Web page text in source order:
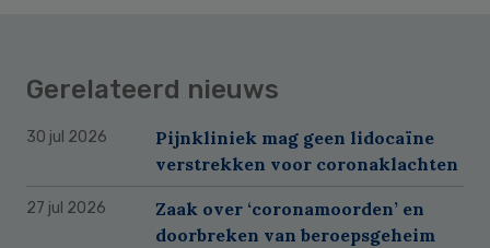
Gerelateerd nieuws
30 jul 2026
Pijnkliniek mag geen lidocaïne
verstrekken voor coronaklachten
27 jul 2026
Zaak over ‘coronamoorden’ en
doorbreken van beroepsgeheim